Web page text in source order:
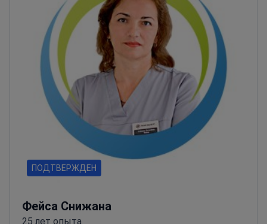
вмешательства. Его профессионализм признан
на международном уровне. Свободно владеет
английским и арабским языками.
ПОДТВЕРЖДЕН
Фейса Снижана
25 лет опыта